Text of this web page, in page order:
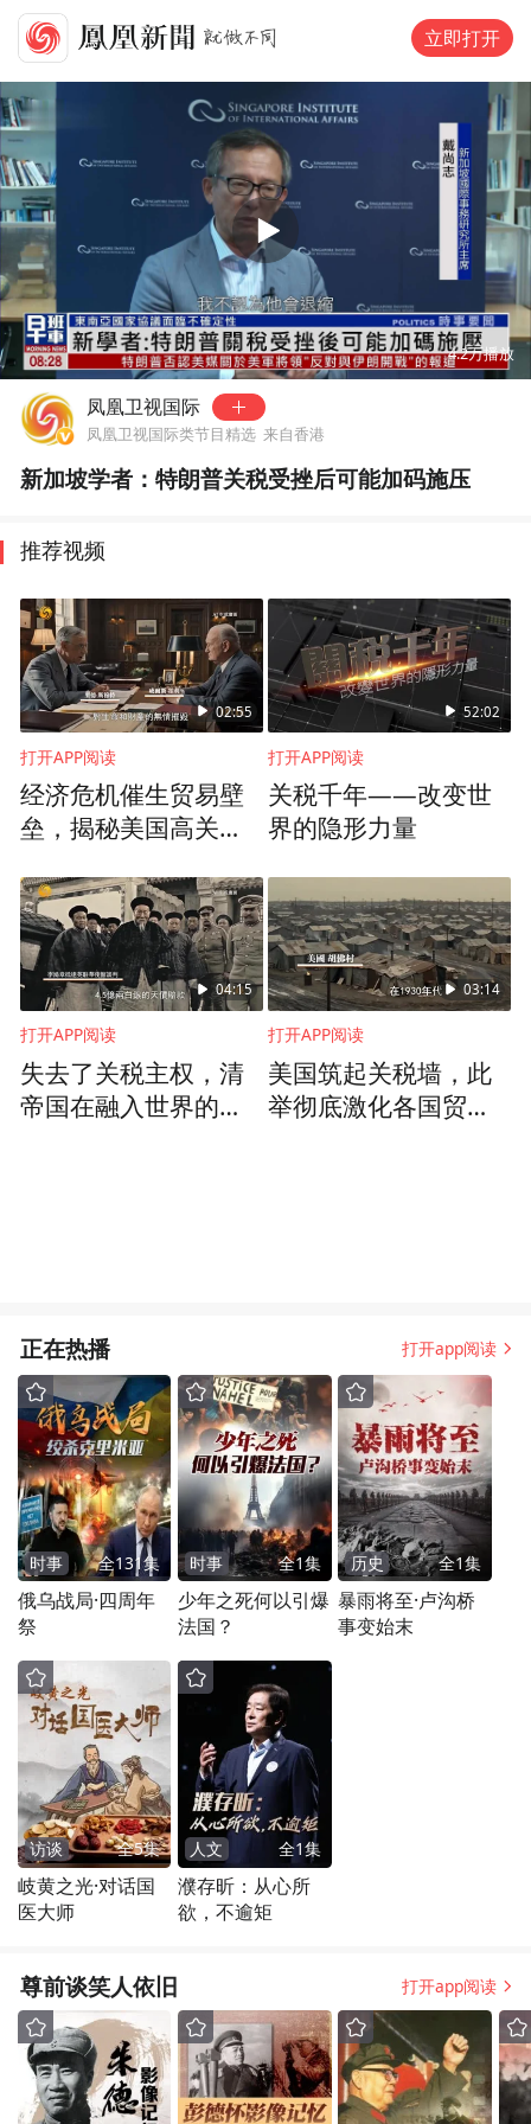
立即打开
00:00 02:19
4.2万播放
凤凰卫视国际
凤凰卫视国际类节目精选 来自香港
新加坡学者：特朗普关税受挫后可能加码施压
推荐视频
02:55
打开APP阅读
经济危机催生贸易壁
垒，揭秘美国高关税
52:02
打开APP阅读
关税千年——改变世
界的隐形力量
04:15
打开APP阅读
失去了关税主权，清
帝国在融入世界的进
03:14
打开APP阅读
美国筑起关税墙，此
举彻底激化各国贸易
正在热播 打开app阅读
时事 全131集
俄乌战局·四周年
祭
时事 全1集
少年之死何以引爆
法国？
历史 全1集
暴雨将至·卢沟桥
事变始末
访谈 全5集
岐黄之光·对话国
医大师
人文 全1集
濮存昕：从心所
欲，不逾矩
尊前谈笑人依旧 打开app阅读